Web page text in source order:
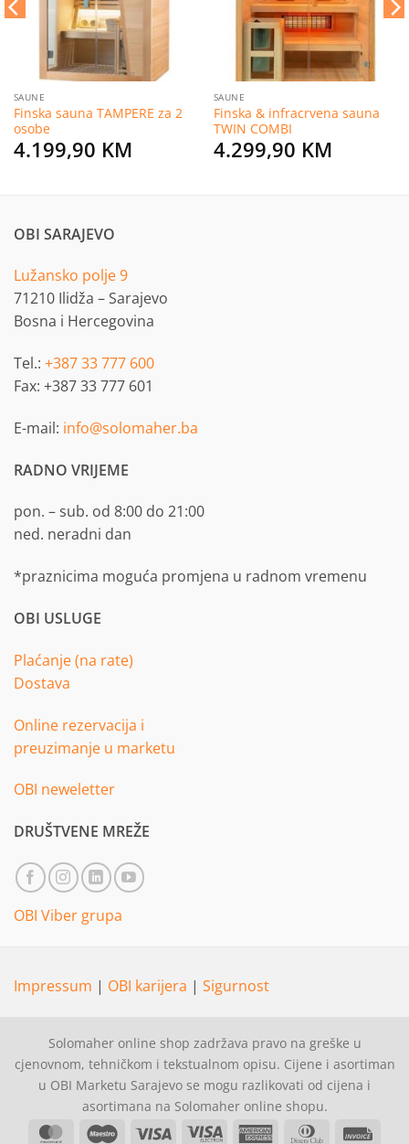
SAUNE
Finska sauna TAMPERE za 2
osobe
4.199,90 KM
SAUNE
Finska & infracrvena sauna
TWIN COMBI
4.299,90 KM
OBI SARAJEVO
Lužansko polje 9
71210 Ilidža – Sarajevo
Bosna i Hercegovina
Tel.: +387 33 777 600
Fax: +387 33 777 601
E-mail: info@solomaher.ba
RADNO VRIJEME
pon. – sub. od 8:00 do 21:00
ned. neradni dan
*praznicima moguća promjena u radnom vremenu
OBI USLUGE
Plaćanje (na rate)
Dostava
Online rezervacija i
preuzimanje u marketu
OBI neweletter
DRUŠTVENE MREŽE
OBI Viber grupa
Impressum | OBI karijera | Sigurnost
Solomaher online shop zadržava pravo na greške u
cjenovnom, tehničkom i tekstualnom opisu. Cijene i asortiman
u OBI Marketu Sarajevo se mogu razlikovati od cijena i
asortimana na Solomaher online shopu.
MasterCardMaestro Visa Visa American Dinners